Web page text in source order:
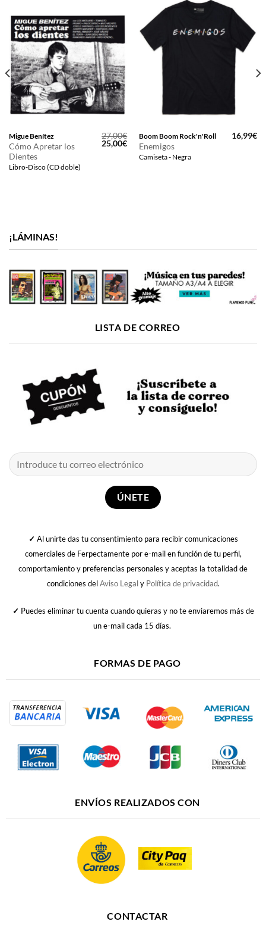
Migue Benítez
Cómo Apretar los
Dientes
Libro-Disco (CD doble)
27,00€
El
precio
25,00€El
precio
actual
Boom Boom Rock'n'Roll
Enemigos
Camiseta - Negra
16,99€
¡LÁMINAS!
LISTA DE CORREO
✓ Al unirte das tu consentimiento para recibir comunicaciones
comerciales de Ferpectamente por e-mail en función de tu perfil,
comportamiento y preferencias personales y aceptas la totalidad de
condiciones delAviso Legaly Política de privacidad.
✓ Puedes eliminar tu cuenta cuando quieras y no te enviaremos más de
un e-mail cada 15 días.
FORMAS DE PAGO
ENVÍOS REALIZADOS CON
CONTACTAR